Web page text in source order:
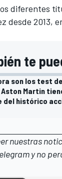
diferentes
desde 2013,
te
son los test
Aston Martin
del histórico
nuestras
y no